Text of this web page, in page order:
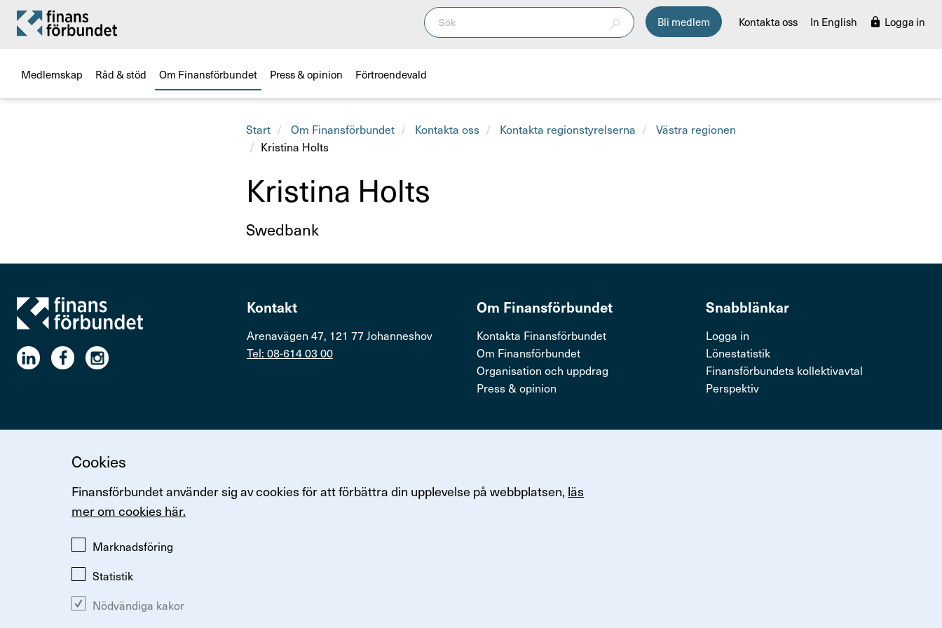
Bli medlem Kontakta oss In English Logga in
Medlemskap Råd & stöd Om Finansförbundet Press & opinion Förtroendevald
Cookies
Finansförbundet använder sig av cookies för att förbättra din upplevelse på webbplatsen, läs
mer om cookies här.
Marknadsföring
Statistik
Nödvändiga kakor
Start Om Finansförbundet Kontakta oss Kontakta regionstyrelserna
Västra regionen
Kristina Holts
Kristina Holts
Titel
Swed­bank
Kontakt
Arenavägen 47, 121 77 Johanneshov
Tel: 08-614 03 00
Om Finans­för­bundet
Kontakta Finansförbundet
Om Finansförbundet
Organisation och uppdrag
Press & opinion
Snabb­länkar
Logga in
Lönestatistik
Finansförbundets kollektivavtal
Perspektiv
Ändra inställningar för kakor